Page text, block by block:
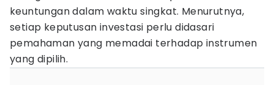
keuntungan dalam waktu singkat. Menurutnya,
setiap keputusan investasi perlu didasari
pemahaman yang memadai terhadap instrumen
yang dipilih.